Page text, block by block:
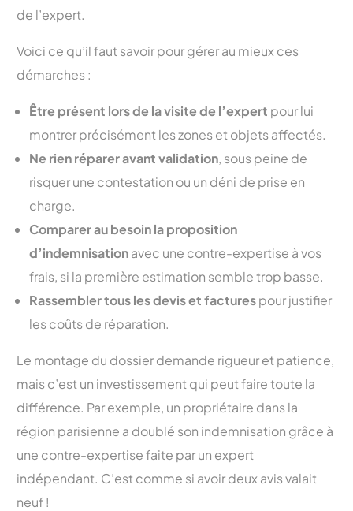
de l’expert.
Voici ce qu’il faut savoir pour gérer au mieux ces
démarches :
Être présent lors de la visite de l’expert pour lui
montrer précisément les zones et objets affectés.
Ne rien réparer avant validation, sous peine de
risquer une contestation ou un déni de prise en
charge.
Comparer au besoin la proposition
d’indemnisationavec une contre-expertise à vos
frais, si la première estimation semble trop basse.
Rassembler tous les devis et facturespour justifier
les coûts de réparation.
Le montage du dossier demande rigueur et patience,
mais c’est un investissement qui peut faire toute la
différence. Par exemple, un propriétaire dans la
région parisienne a doublé son indemnisation grâce à
une contre-expertise faite par un expert
indépendant. C’est comme si avoir deux avis valait
neuf !